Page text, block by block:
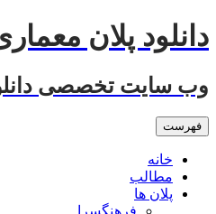
رفتن
به
دانلود پلان
وب سایت تخصصی
فهرست
خانه
مطالب
پلان ها
فرهنگسرا